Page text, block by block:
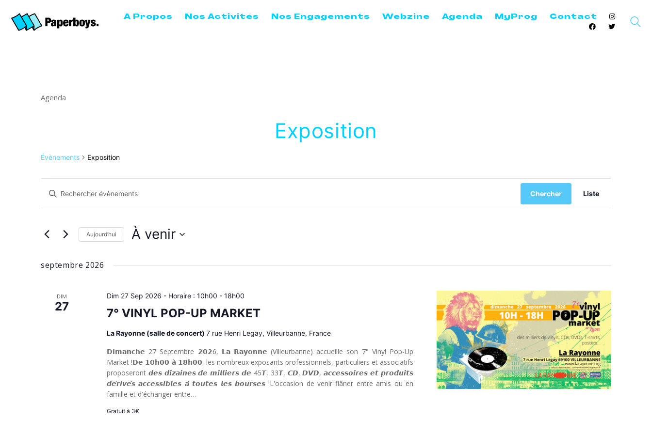
A Propos Nos Activités Nos Engagements Webzine Agenda MyProg Contact
Agenda
Exposition
Évènements Exposition
Évènements
et
navigation
vues
Évènements
Saisir
mot-
clé.
Évènements
par
Chercher
Navigation
de
Évènement
Liste
Aujourd’hui À venir
date.
septembre 2026
DIM
27 7° VINYL POP-UP MARKET
Dim 27 Sep 2026 - Horaire : 10h00 - 18h00
La Rayonne (salle de concert) 7 rue Henri Legay, Villeurbanne, France
𝗗𝗶𝗺𝗮𝗻𝗰𝗵𝗲 27 Septembre 𝟮𝟬𝟮6, 𝗟𝗮 𝗥𝗮𝘆𝗼𝗻𝗻𝗲 (Villeurbanne) accueille son 7° Vinyl Pop-Up
Market !𝗗𝗲 𝟭𝟬𝗵𝟬𝟬 𝗮̀ 𝟭𝟴𝗵𝟬𝟬, les nombreux exposants professionnels, particuliers et associatifs
proposeront 𝙙𝙚𝙨 𝙙𝙞𝙯𝙖𝙞𝙣𝙚𝙨 𝙙𝙚 𝙢𝙞𝙡𝙡𝙞𝙚𝙧𝙨 𝙙𝙚 45𝙏, 33𝙏, 𝘾𝘿, 𝘿𝙑𝘿, 𝙖𝙘𝙘𝙚𝙨𝙨𝙤𝙞𝙧𝙚𝙨 𝙚𝙩 𝙥𝙧𝙤𝙙𝙪𝙞𝙩𝙨
𝙙𝙚́𝙧𝙞𝙫𝙚́𝙨 𝙖𝙘𝙘𝙚𝙨𝙨𝙞𝙗𝙡𝙚𝙨 𝙖̀ 𝙩𝙤𝙪𝙩𝙚𝙨 𝙡𝙚𝙨 𝙗𝙤𝙪𝙧𝙨𝙚𝙨 !L'occasion de venir flâner entre amis ou en
famille et d'échanger entre…
Gratuit à 3€